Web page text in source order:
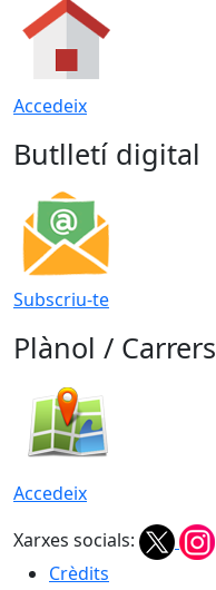
Accedeix
Butlletí digital
Subscriu-te
Plànol / Carrers
Accedeix
Xarxes socials:
Crèdits